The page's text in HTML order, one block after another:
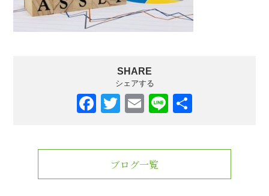
SHARE
シェアする
F
b
T
er
E
Li
ブログ一覧